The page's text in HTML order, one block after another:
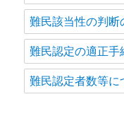
難民該当性の判断
難民認定の適正手
難民認定者数等に